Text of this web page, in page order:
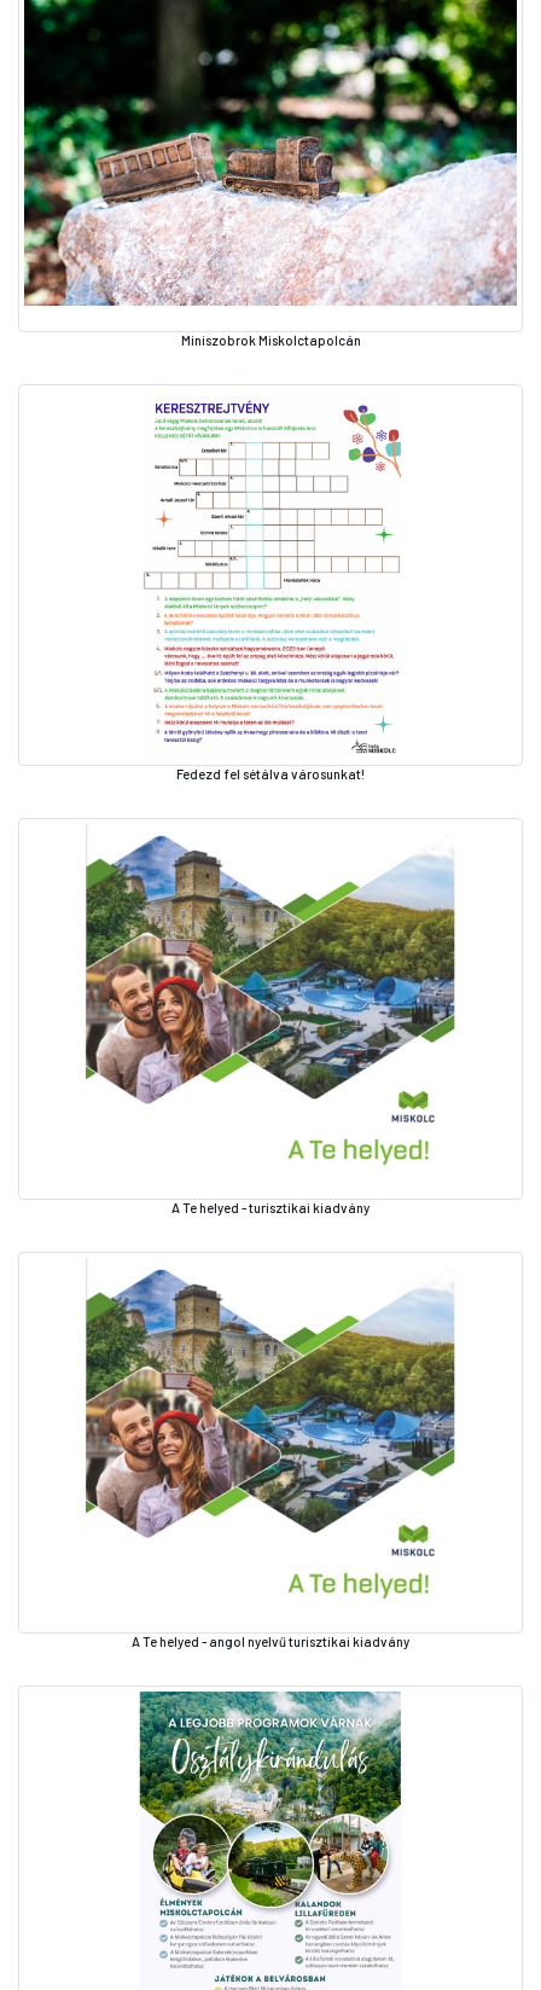
Miniszobrok Miskolctapolcán
Fedezd fel sétálva városunkat!
A Te helyed - turisztikai kiadvány
A Te helyed - angol nyelvű turisztikai kiadvány